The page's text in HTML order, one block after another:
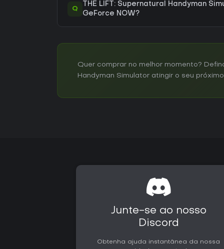
Q
THE LIFT: Supernatural Handyman
GeForce NOW?
Quer comprar no melhor momento?
Handyman Simulator atingir o seu
Junte-se ao nosso
Discord
Obtenha ajuda instantânea da nossa